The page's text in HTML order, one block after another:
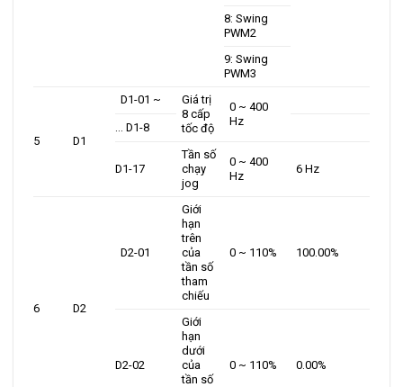
8: Swing
PWM2
9: Swing
PWM3
5 D1
D1-01 ~
Giá trị
8 cấp
tốc độ
0 ~ 400
Hz
… D1-8
D1-17
Tần số
chạy
jog
0 ~ 400
Hz
6 Hz
6 D2
D2-01
Giới
hạn
trên
của
tần số
tham
chiếu
0 ~ 110% 100.00%
D2-02
Giới
hạn
dưới
của
tần số
0 ~ 110% 0.00%